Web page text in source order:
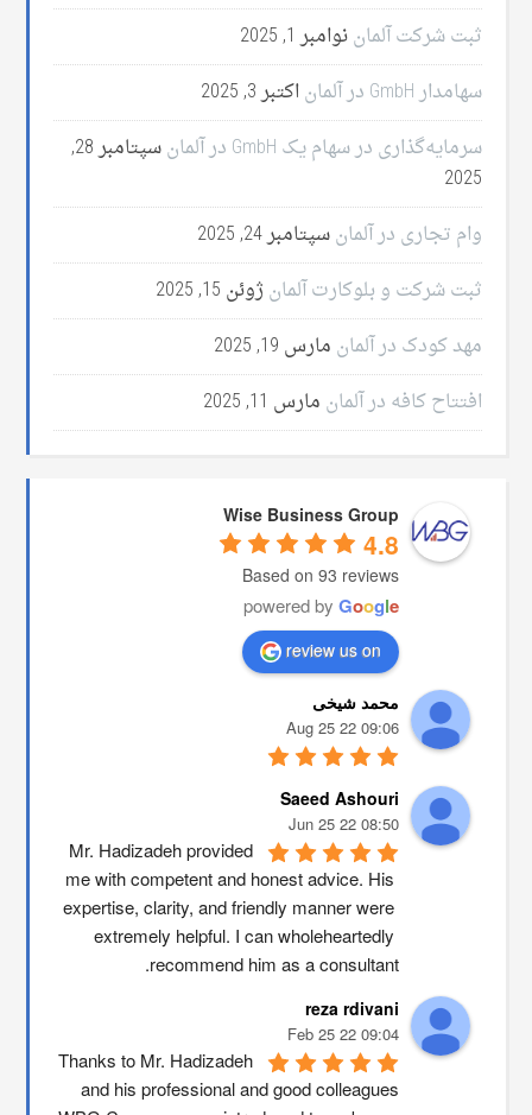
ثبت شرکت آلماننوامبر 1, 2025
سهامدار GmbH در آلمان
اکتبر 3, 2025
سرمایه‌گذاری در سهام یک GmbH در آلمان
سپتامبر 28,
2025
وام تجاری در آلمانسپتامبر 24, 2025
ثبت شرکت و بلوکارت آلمان ژوئن 15, 2025
مهد کودک در آلمان مارس 19, 2025
افتتاح کافه در آلمان مارس 11, 2025
Wise Business Group
4.8
Based on 93 reviews
powered by Google
review us on
محمد شیخی
09:06 22 Aug 25
Saeed Ashouri
08:50 22 Jun 25
Mr. Hadizadeh provided
me with competent and honest advice. His
expertise, clarity, and friendly manner were
extremely helpful. I can wholeheartedly
recommend him as a consultant.
reza rdivani
09:04 22 Feb 25
Thanks to Mr. Hadizadeh
and his professional and good colleagues